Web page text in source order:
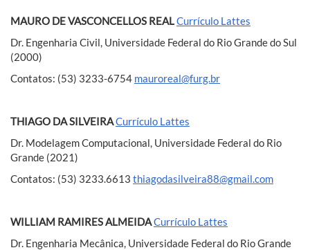
MAURO DE VASCONCELLOS REALCurrículo Lattes
Dr. Engenharia Civil, Universidade Federal do Rio Grande do Sul
(2000)
Contatos: (53) 3233-6754 mauroreal@furg.br
THIAGO DA SILVEIRACurrículo Lattes
Dr. Modelagem Computacional, Universidade Federal do Rio
Grande (2021)
Contatos: (53) 3233.6613 thiagodasilveira88@gmail.com
WILLIAM RAMIRES ALMEIDACurrículo Lattes
Dr. Engenharia Mecânica, Universidade Federal do Rio Grande